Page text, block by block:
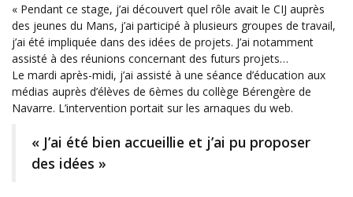
« Pendant ce stage, j’ai découvert quel rôle avait le CIJ auprès
des jeunes du Mans, j’ai participé à plusieurs groupes de travail,
j’ai été impliquée dans des idées de projets. J’ai notamment
assisté à des réunions concernant des futurs projets…
Le mardi après-midi, j’ai assisté à une séance d’éducation aux
médias auprès d’élèves de 6èmes du collège Bérengère de
Navarre. L’intervention portait sur les arnaques du web.
« J’ai été bien accueillie et j’ai pu proposer
des idées »